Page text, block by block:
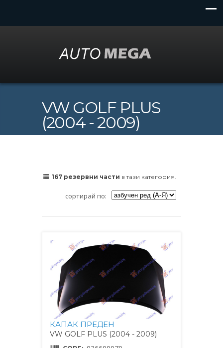
VW GOLF PLUS
(2004 - 2009)
167 резервни части в тази категория.
сортирай по:
КАПАК ПРЕДЕН
VW GOLF PLUS (2004 - 2009)